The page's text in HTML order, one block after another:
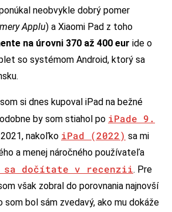
neobvykle dobrý pomer
Applu) a Xiaomi Pad z toho
na úrovni 370 až 400 eur ide o
so systémom Android, ktorý sa
si dnes kupoval iPad na bežné
by som stiahol po iPade 9.
nakoľko iPad (2022) sa mi
a menej náročného používateľa
sa dočítate v recenzii. Pre
však zobral do porovnania najnovší
som bol sám zvedavý, ako mu dokáže